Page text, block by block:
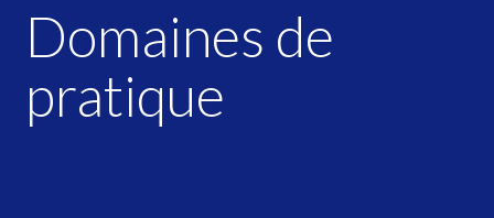
Domaines de
pratique